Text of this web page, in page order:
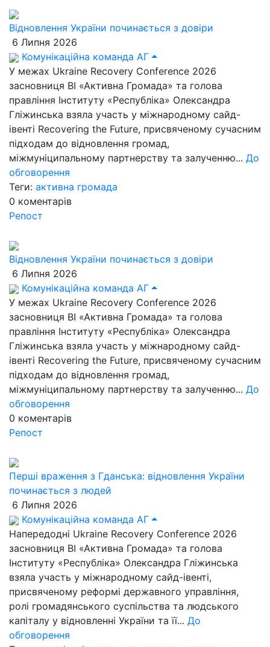
Відновлення України починається з довіри
6 Липня 2026
Комунікаційна команда АГ
У межах Ukraine Recovery Conference 2026
засновниця ВІ «Активна Громада» та голова
правління Інституту «Республіка» Олександра
Гліжинська взяла участь у міжнародному сайд-
івенті Recovering the Future, присвяченому сучасним
підходам до відновлення громад,
міжмуніципальному партнерству та залученню... До
обговорення
Теги: активна громада
0 коментарів
Репост
Відновлення України починається з довіри
6 Липня 2026
Комунікаційна команда АГ
У межах Ukraine Recovery Conference 2026
засновниця ВІ «Активна Громада» та голова
правління Інституту «Республіка» Олександра
Гліжинська взяла участь у міжнародному сайд-
івенті Recovering the Future, присвяченому сучасним
підходам до відновлення громад,
міжмуніципальному партнерству та залученню... До
обговорення
0 коментарів
Репост
Перші враження з Гданська: відновлення України
починається з людей
6 Липня 2026
Комунікаційна команда АГ
Напередодні Ukraine Recovery Conference 2026
засновниця ВІ «Активна Громада» та голова
Інституту «Республіка» Олександра Гліжинська
взяла участь у міжнародному сайд-івенті,
присвяченому реформі державного управління,
ролі громадянського суспільства та людського
капіталу у відновленні України та її... До
обговорення